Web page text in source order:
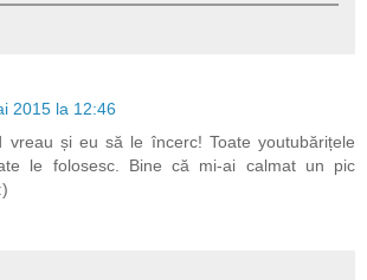
2015 la 12:46
vreau și eu să le încerc! Toate youtubărițele
le folosesc. Bine că mi-ai calmat un pic